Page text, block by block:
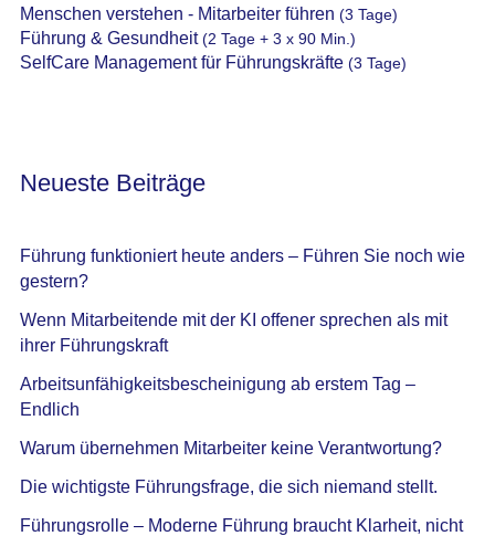
Menschen verstehen - Mitarbeiter führen (3 Tage)
Führung & Gesundheit(2 Tage + 3 x 90 Min.)
SelfCare Management für Führungskräfte(3 Tage)
Neueste Beiträge
Führung funktioniert heute anders – Führen Sie noch wie
gestern?
Wenn Mitarbeitende mit der KI offener sprechen als mit
ihrer Führungskraft
Arbeitsunfähigkeitsbescheinigung ab erstem Tag –
Endlich
Warum übernehmen Mitarbeiter keine Verantwortung?
Die wichtigste Führungsfrage, die sich niemand stellt.
Führungsrolle – Moderne Führung braucht Klarheit, nicht